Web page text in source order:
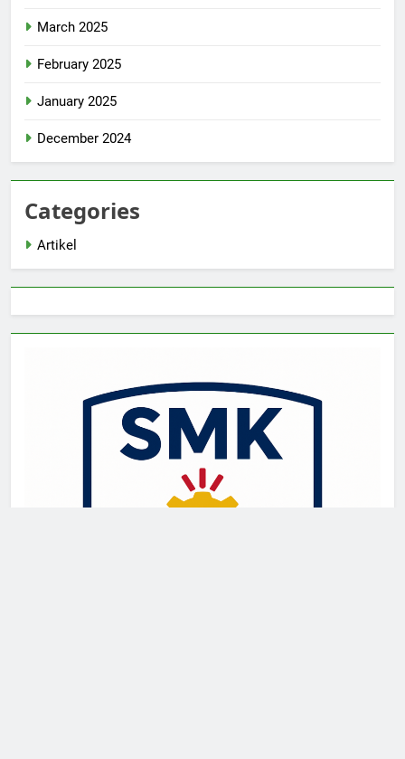
March 2025
February 2025
January 2025
December 2024
Categories
Artikel